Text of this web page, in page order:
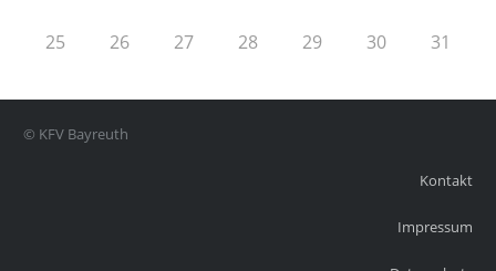
25 26 27 28 29 30 31
© KFV Bayreuth
Kontakt
Impressum